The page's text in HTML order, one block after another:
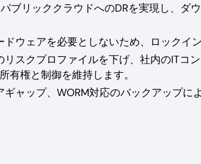
ブリッククラウドへのDRを実現し、ダ
ウェアを必要としないため、ロックイ
リスクプロファイルを下げ、社内のITコ
有権と制御を維持します。
ャップ、WORM対応のバックアップに